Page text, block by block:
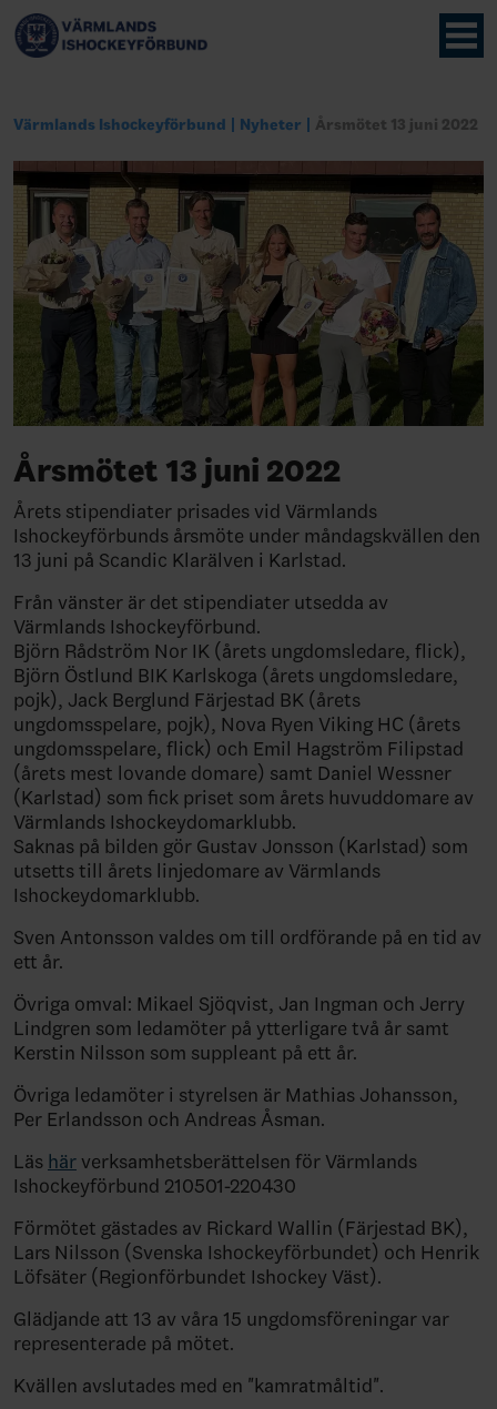
Värmlands Ishockeyförbund Nyheter Årsmötet 13 juni 2022
Årsmötet 13 juni 2022
Årets stipendiater prisades vid Värmlands
Ishockeyförbunds årsmöte under måndagskvällen den
13 juni på Scandic Klarälven i Karlstad.
Från vänster är det stipendiater utsedda av
Värmlands Ishockeyförbund.
Björn Rådström Nor IK (årets ungdomsledare, flick),
Björn Östlund BIK Karlskoga (årets ungdomsledare,
pojk), Jack Berglund Färjestad BK (årets
ungdomsspelare, pojk), Nova Ryen Viking HC (årets
ungdomsspelare, flick) och Emil Hagström Filipstad
(årets mest lovande domare) samt Daniel Wessner
(Karlstad) som fick priset som årets huvuddomare av
Värmlands Ishockeydomarklubb.
Saknas på bilden gör Gustav Jonsson (Karlstad) som
utsetts till årets linjedomare av Värmlands
Ishockeydomarklubb.
Sven Antonsson valdes om till ordförande på en tid av
ett år.
Övriga omval: Mikael Sjöqvist, Jan Ingman och Jerry
Lindgren som ledamöter på ytterligare två år samt
Kerstin Nilsson som suppleant på ett år.
Övriga ledamöter i styrelsen är Mathias Johansson,
Per Erlandsson och Andreas Åsman.
Läs här verksamhetsberättelsen för Värmlands
Ishockeyförbund 210501-220430
Förmötet gästades av Rickard Wallin (Färjestad BK),
Lars Nilsson (Svenska Ishockeyförbundet) och Henrik
Löfsäter (Regionförbundet Ishockey Väst).
Glädjande att 13 av våra 15 ungdomsföreningar var
representerade på mötet.
Kvällen avslutades med en "kamratmåltid".